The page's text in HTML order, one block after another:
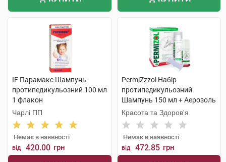
IF Парамакс Шампунь
протипедикульозний 100 мл
1 флакон
Чарлі ПП
Немає в наявності
від 420.00 грн
PermiZzzol Набір
протипедикульозний
Шампунь 150 мл + Аерозоль
70 мл + Гребінець 1 набір
Красота та Здоров'я
Немає в наявності
від 472.85 грн